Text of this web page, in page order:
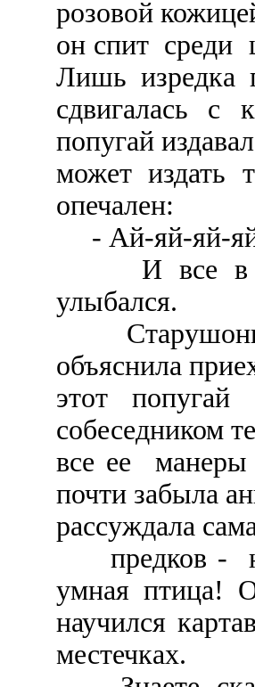
розовой
он спит среди
Лишь изредка
сдвигалась с
попугай
может издать
опечален:
- Ай-яй-яй-
И все в
улыбался.
объяснила
этот
собеседником
все ее манеры
почти забыла
рассуждала
предков -
умная птица!
научился
местечках.